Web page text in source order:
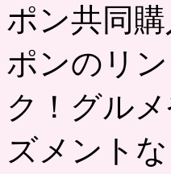
ポン共同
ポンのリ
ク！グル
ズメント